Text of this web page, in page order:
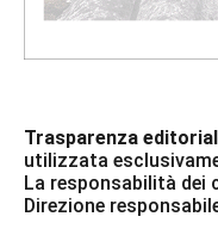
Trasparenza
utilizzata
La responsabilità dei
Direzione